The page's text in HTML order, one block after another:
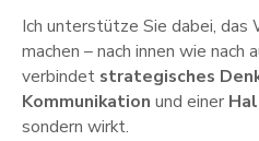
Ich unterstütze Sie dabei, das
machen – nach innen wie nach
verbindet strategisches
Kommunikation und einer
sondern wirkt.